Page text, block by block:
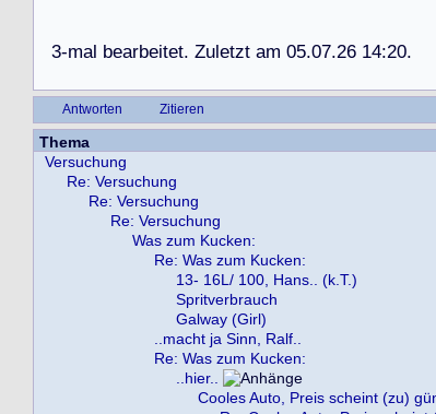
3-mal bearbeitet. Zuletzt am 05.07.26 14:20.
Antworten Zitieren
Thema
Versuchung
Re: Versuchung
Re: Versuchung
Re: Versuchung
Was zum Kucken:
Re: Was zum Kucken:
13- 16L/ 100, Hans.. (k.T.)
Spritverbrauch
Galway (Girl)
..macht ja Sinn, Ralf..
Re: Was zum Kucken:
..hier..
Cooles Auto, Preis scheint (zu)